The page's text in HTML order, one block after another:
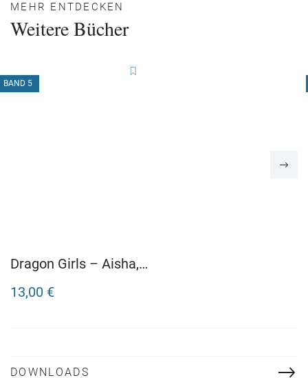
MEHR ENTDECKEN
Weitere Bücher
BAND 5
Dragon Girls – Aisha,
13,00 €
DOWNLOADS